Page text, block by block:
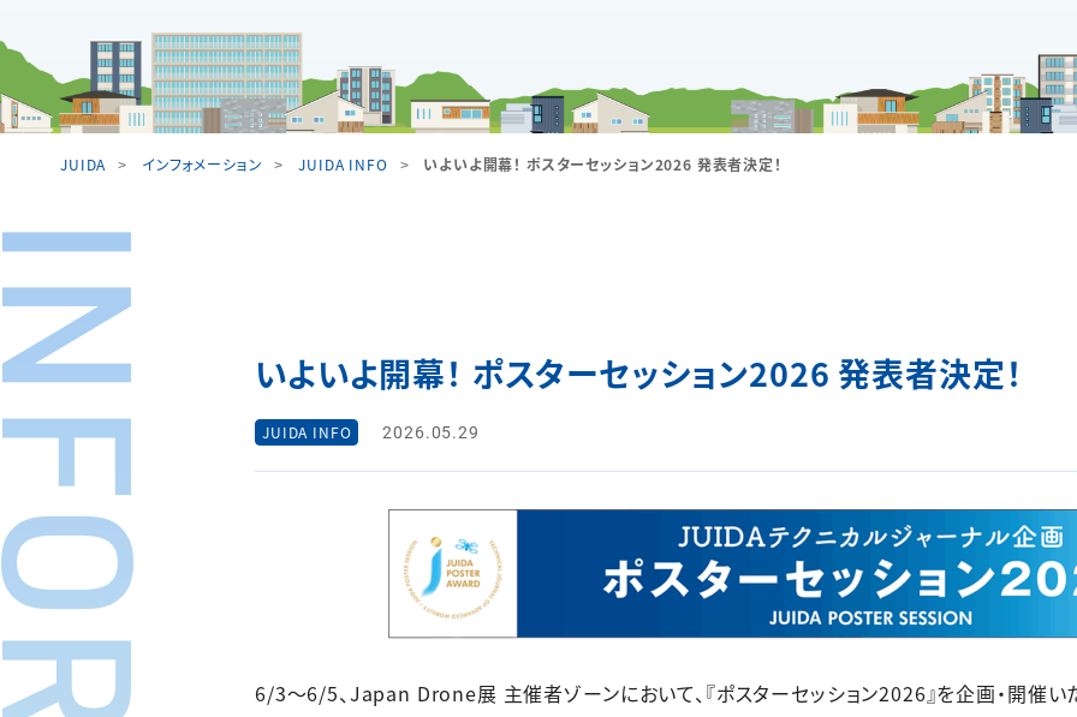
JUIDA インフォメーション JUIDA INFO いよいよ開幕！ ポスターセッション2026 発表者決定！
いよいよ開幕！ ポスターセッション2026 発表者決定！
JUIDA INFO 2026.05.29
6/3～6/5、Japan Drone展 主催者ゾーンにおいて、『ポスターセッション2026』を企画・開催い